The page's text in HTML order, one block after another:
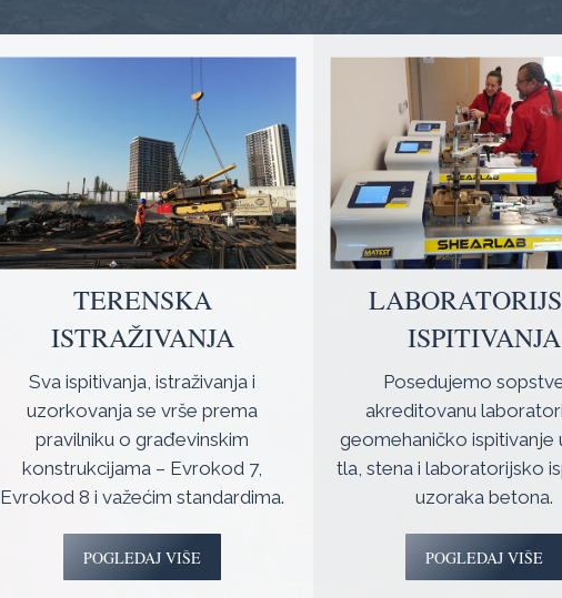
TERENSKA
ISTRAŽIVANJA
Sva ispitivanja, istraživanja i
uzorkovanja se vrše prema
pravilniku o građevinskim
konstrukcijama – Evrokod 7,
Evrokod 8 i važećim standardima.
POGLEDAJ VIŠE
ISPITIVANJA
Posedujemo
akreditovanu
geomehaničko ispitivanje
tla, stena i laboratorijsko
uzoraka betona.
POGLEDAJ VIŠE